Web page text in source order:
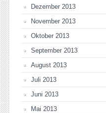
Dezember 2013
November 2013
Oktober 2013
September 2013
August 2013
Juli 2013
Juni 2013
Mai 2013